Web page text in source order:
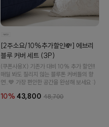
[2주소요/10%추가할인💸] 에브리
블루 커버 세트 (3P)
(쿠폰사용X) 기존가 대비 10% 추가 할인‼️
매일 봐도 질리지 않는 블루톤 커버들의 향
연..💙 가장 편안한 공간을 완성해 보세요 :)
10% 43,800 48,700